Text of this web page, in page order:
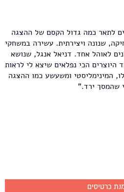
לתאר כמה גדול הקסם של ההצגה
שנונה ויצירתית. עשירה במשחקי
לאוהל אחד. דניאל אנגל, שנושא
היוצרים הכי נפלאים שיצא לי לראות
המינימליסטי ומשעשע כמו ההצגה
שהמסך ירד."
כרטיסים